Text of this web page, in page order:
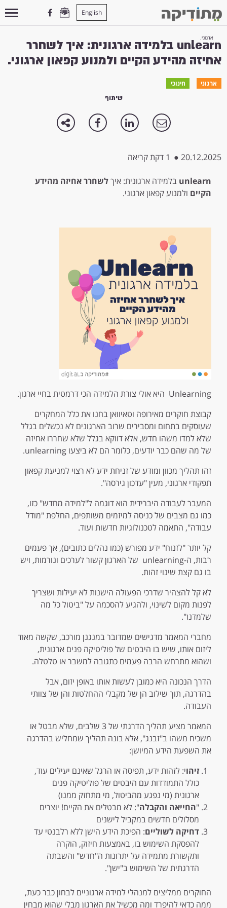
English
עמוד הבית> ארגוני> unlearn בלמידה ארגונית: איך לשחרר אחיזה מהידע הקיים ולמנוע קפאון
ארגוני.
unlearn בלמידה ארגונית: איך לשחרר
אחיזה מהידע הקיים ולמנוע קפאון ארגוני.
ארגוני חינוכי
שיתוף
20.12.2025
● 1 דקת קריאה
unlearn בלמידה ארגונית: איךלשחרר אחיזה מהידע
הקיים ולמנוע קפאון ארגוני.
Unlearning היא אולי צורת הלמידה הכי דרמטית בחיי ארגון.
קבוצת חוקרים מאירופה וטאיוואן בחנו את כלל המחקרים
שעוסקים בתחום ומסבירים שרוב הארגונים לא נכשלים בגלל
שלא למדו משהו חדש, אלא דווקא בגלל שלא שחררו אחיזה
של מה שהם כבר יודעים, כלומר הם לא ביצעו unlearning.
זהו תהליך מכוון ומודע של זניחת ידע לא רצוי למניעת קפאון
תפקודי ארגוני, מעין "עדכון גירסה".
המעבר לעבודה היברידית הוא דוגמה ל"למידה מחדש" כזו,
כמו גם מצבים של כניסה למיזמים משותפים, החלפת "מודל
עבודה", התאמה לטכנולוגיות חדשות ועוד.
קל יותר "לזנוח" ידע מפורש (כמו נהלים כתובים), אך פעמים
רבות, ה-unlearning של הארגון קשור לערכים ונורמות, ויש
בו גם קצת שינוי זהות.
לא קל להצהיר שדרכי הפעולה הישנות לא יעילות ושצריך
לפנות מקום לשינוי, ולהגיע להסכמה על "ביטול כל מה
שלמדנו".
מחברי המאמר מדגישים שמדובר במנגנן מורכב, שקשה מאוד
ליזום אותו, שיש בו היבטים של פוליטיקה פנים ארגונית,
ושהוא מתרחש הרבה פעמים כתגובה למשבר או טלטלה.
הדרך הנכונה היא כמובן לעשות אותו באופן יזום, אבל
בהדרגה, תוך שילוב הן של מקבלי ההחלטות והן של צוותי
העבודה.
המאמר מציע תהליך הדרגתי של 3 שלבים, שלא מבטל או
משכיח משהו ב"זבנג", אלא בונה תהליך שמחליש בהדרגה
את השפעת הידע המיושן:
זיהוי: לזהות ידע, תפיסה או הרגל שאינם יעילים עוד,
כולל התמודדות עם היבטים של פוליטיקה פנים
ארגונית (מי נפגע מהביטול, מי מתחזק ממנו)
"החייאה והקבלה": לא מבטלים את הקיים! יוצרים
מסלולים חדשים במקביל לישנים
דחיקה לשוליים: הפיכת הידע הישן ללא רלבנטי עד
להפסקת השימוש בו, באמצעות חיזוק, הוקרה
ותקשורת מתמידה על יתרונות ה"חדש" והשבתה
הדרגתית של השימוש ב"ישן".
החוקרים ממליצים למנהלי למידה ארגוניים לבחון כבר כעת,
ממה כדאי להיפרד ומה מכשיל את הארגון מבלי שהוא מבחין